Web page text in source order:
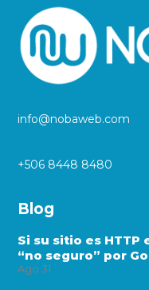
info@nobaweb.com
+506 8448 8480
Blog
Si su sitio es HTTP
“no seguro” por
Ago 31